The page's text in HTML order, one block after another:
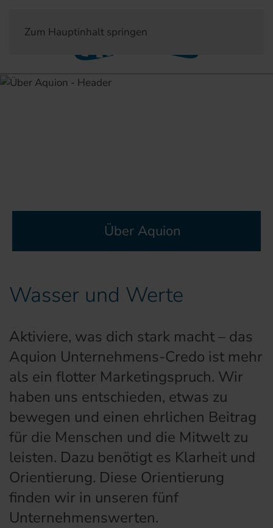
Zum Hauptinhalt springen
Über Aquion
Wasser und Werte
Aktiviere, was dich stark macht – das
Aquion Unternehmens-Credo ist mehr
als ein flotter Marketingspruch. Wir
haben uns entschieden, etwas zu
bewegen und einen ehrlichen Beitrag
für die Menschen und die Mitwelt zu
leisten. Dazu benötigt es Klarheit und
Orientierung. Diese Orientierung
finden wir in unseren fünf
Unternehmenswerten.